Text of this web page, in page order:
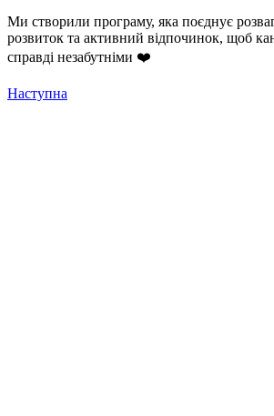
Ми створили програму, яка поєднує
розвиток та активний відпочинок, щоб
справді незабутніми ❤️
Наступна